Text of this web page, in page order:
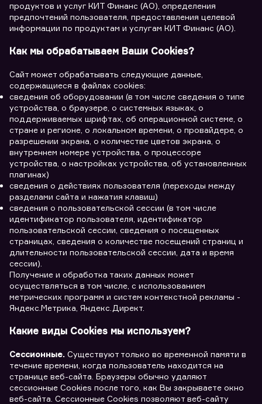
продуктов и услуг КИТ Финанс (АО), определения
предпочтений пользователя, предоставления целевой
информации по продуктам и услугам КИТ Финанс (АО).
Как мы обрабатываем Ваши Cookies?
Cайт может обрабатывать следующие данные,
содержащиеся в файлах cookies:
сведения об оборудовании (в том числе сведения о типе
устройства, о браузере, о системных языках, о
поддерживаемых шрифтах, об операционной системе, о
стране и регионе, о локальном времени, о провайдере, о
разрешении экрана, о количестве цветов экрана, о
внутреннем номере устройства, о процессоре
устройства, о настройках устройства, об установленных
плагинах)
сведения о действиях пользователя (переходы между
разделами сайта и нажатия клавиш)
сведения о пользовательской сессии (в том числе
идентификатор пользователя, идентификатор
пользовательской сессии, сведения о посещенных
страницах, сведения о количестве посещений страниц и
длительности пользовательской сессии, дата и время
сессии).
Получение и обработка таких данных может
осуществляться в том числе, с использованием
метрических программ и систем контекстной рекламы -
Яндекс.Метрика, Яндекс.Директ.
Какие виды Сookies мы используем?
Сессионные. Существуют только во временной памяти в
течение времени, когда пользователь находится на
странице веб-сайта. Браузеры обычно удаляют
сессионные Cookies после того, как Вы закрываете окно
веб-сайта. Сессионные Cookies позволяют веб-сайту